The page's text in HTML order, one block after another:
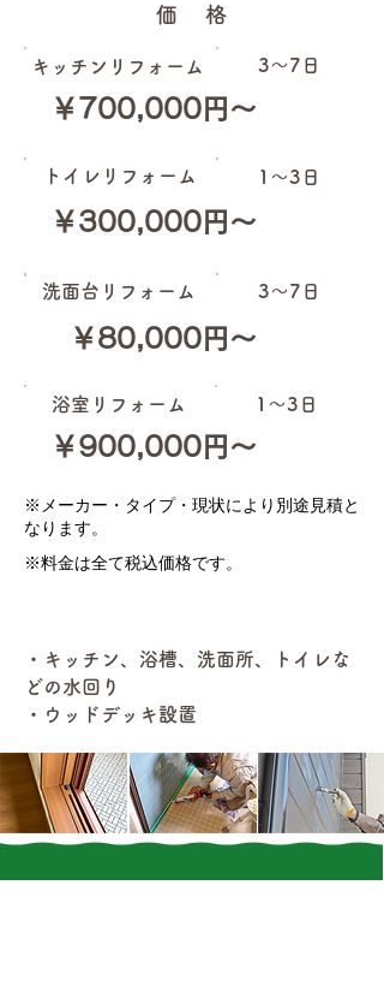
価 格
￥700,000円～
キッチンリフォーム 3～7日
￥300,000円～
トイレリフォーム 1～3日
￥80,000円～
洗面台リフォーム 3～7日
￥900,000円～
浴室リフォーム 1～3日
​※メーカー・タイプ・現状により別途見積と
なります。
※料金は全て税込価格です。
・キッチン、浴槽、洗面所、トイレな
どの水回り
・ウッドデッキ設置